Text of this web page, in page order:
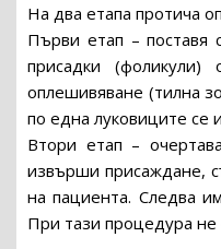
На два етапа протича
Първи етап – поставя
присадки (фоликули)
оплешивяване (тилна
по една луковиците се
Втори етап –
извърши присаждане,
на пациента. Следва
При тази процедура не